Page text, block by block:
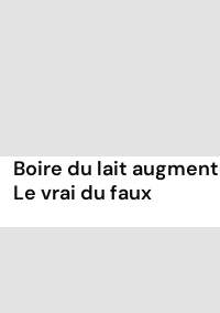
Boire du lait
Le vrai du faux